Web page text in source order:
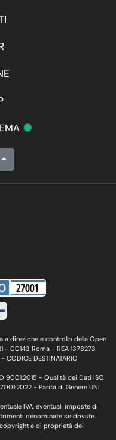
•
a direzione e controllo della Open
- 00143 Roma - REA 1378273
DESTINATARIO
9001:2015 - Qualità dei Dati ISO
- Parità di Genere UNI
IVA, eventuali imposte di
denominate se dovute.
e di proprietà dei